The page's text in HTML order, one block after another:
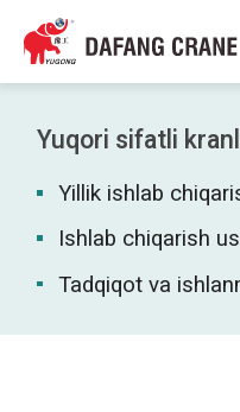
Yuqori sifatli
Yillik ishlab
Ishlab chiqarish
Tadqiqot va
हिन्दी
Bahasa Indonesia
Bahasa Melayu
Tiếng Việt
简体中文
বাংলা
فارسی
Pilipino